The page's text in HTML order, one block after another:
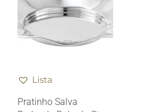
Lista
Pratinho Salva